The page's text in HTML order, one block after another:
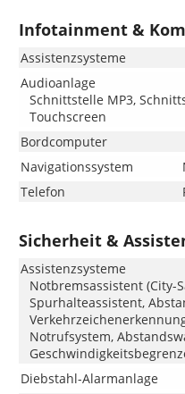
Infotainment &
Assistenzsysteme
Audioanlage
Schnittstelle MP3,
Touchscreen
Bordcomputer
Navigationssystem
Telefon
Sicherheit &
Assistenzsysteme
Notbremsassistent (City-
Spurhalteassistent,
Notrufsystem,
Diebstahl-Alarmanlage